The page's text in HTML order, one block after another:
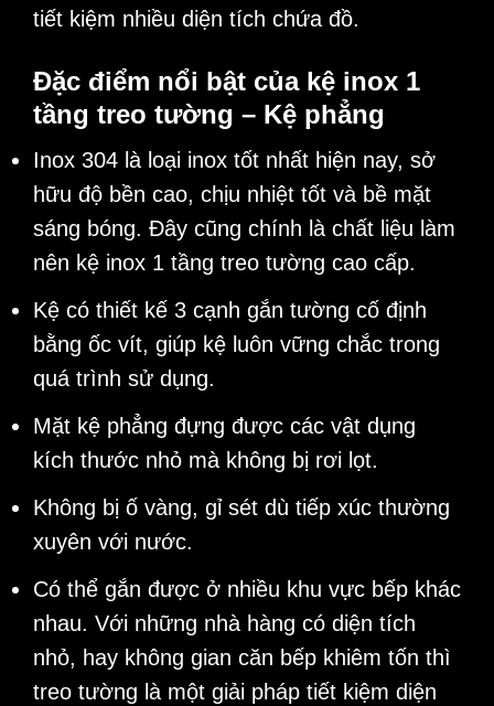
tiết kiệm nhiều diện tích chứa đồ.
Đặc điểm nổi bật của kệ inox 1
tầng treo tường – Kệ phẳng
Inox 304 là loại inox tốt nhất hiện nay, sở
hữu độ bền cao, chịu nhiệt tốt và bề mặt
sáng bóng. Đây cũng chính là chất liệu làm
nên kệ inox 1 tầng treo tường cao cấp.
Kệ có thiết kế 3 cạnh gắn tường cố định
bằng ốc vít, giúp kệ luôn vững chắc trong
quá trình sử dụng.
Mặt kệ phẳng đựng được các vật dụng
kích thước nhỏ mà không bị rơi lọt.
Không bị ố vàng, gỉ sét dù tiếp xúc thường
xuyên với nước.
Có thể gắn được ở nhiều khu vực bếp khác
nhau. Với những nhà hàng có diện tích
nhỏ, hay không gian căn bếp khiêm tốn thì
treo tường là một giải pháp tiết kiệm diện